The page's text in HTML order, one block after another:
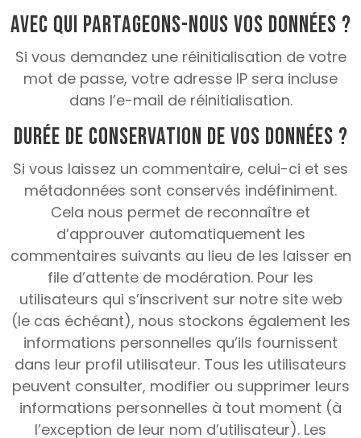
Avec qui partageons-nous vos données ?
Si vous demandez une réinitialisation de votre
mot de passe, votre adresse IP sera incluse
dans l’e-mail de réinitialisation.
Durée de conservation de vos données ?
Si vous laissez un commentaire, celui-ci et ses
métadonnées sont conservés indéfiniment.
Cela nous permet de reconnaître et
d’approuver automatiquement les
commentaires suivants au lieu de les laisser en
file d’attente de modération. Pour les
utilisateurs qui s’inscrivent sur notre site web
(le cas échéant), nous stockons également les
informations personnelles qu’ils fournissent
dans leur profil utilisateur. Tous les utilisateurs
peuvent consulter, modifier ou supprimer leurs
informations personnelles à tout moment (à
l’exception de leur nom d’utilisateur). Les